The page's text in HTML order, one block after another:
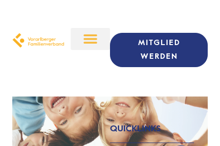
MITGLIED
WERDEN
QUICKLINKS